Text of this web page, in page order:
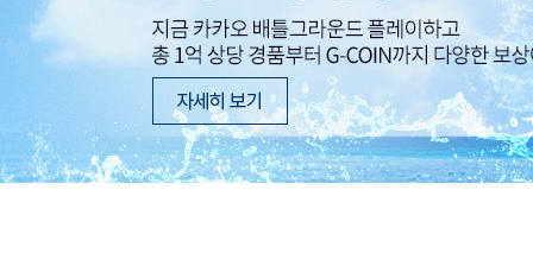
대회소식